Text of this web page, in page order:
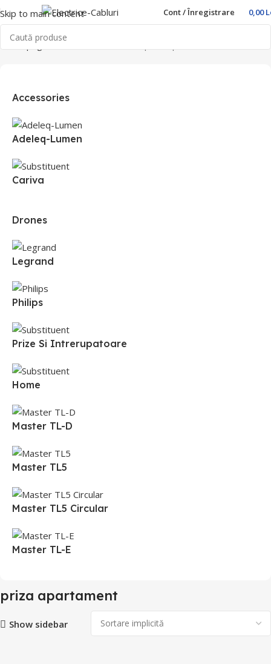
Skip to main content Cont / Înregistrare 0,00
Prima pagină
Accessories
Adeleq-Lumen
Cariva
Drones
Legrand
Philips
Prize Si Intrerupatoare
Home
Master TL-D
Master TL5
Master TL5 Circular
Master TL-E
priza apartament
Show sidebar